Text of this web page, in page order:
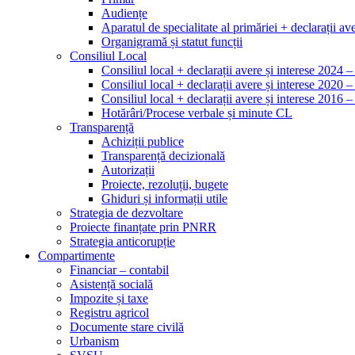
Audiențe
Aparatul de specialitate al primăriei + declarații
Organigramă și statut funcții
Consiliul Local
Consiliul local + declarații avere și interese 2024
Consiliul local + declarații avere și interese 2020
Consiliul local + declarații avere și interese 2016
Hotărâri/Procese verbale și minute CL
Transparență
Achiziții publice
Transparență decizională
Autorizații
Proiecte, rezoluții, bugete
Ghiduri și informații utile
Strategia de dezvoltare
Proiecte finanțate prin PNRR
Strategia anticorupție
Compartimente
Financiar – contabil
Asistență socială
Impozite și taxe
Registru agricol
Documente stare civilă
Urbanism